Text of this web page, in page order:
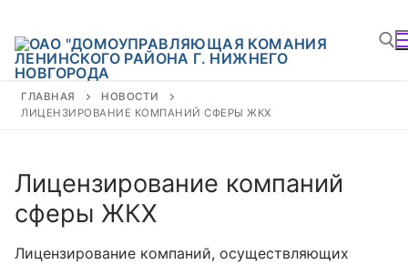
ГЛАВНАЯ
НОВОСТИ
ЛИЦЕНЗИРОВАНИЕ КОМПАНИЙ СФЕРЫ ЖКХ
Лицензирование компаний
сферы ЖКХ
Лицензирование компаний, осуществляющих